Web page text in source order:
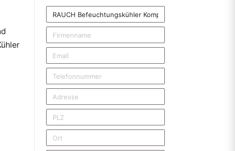
Produkt
Firmenname
Email
Telefonnummer
Adresse
PLZ
Ort